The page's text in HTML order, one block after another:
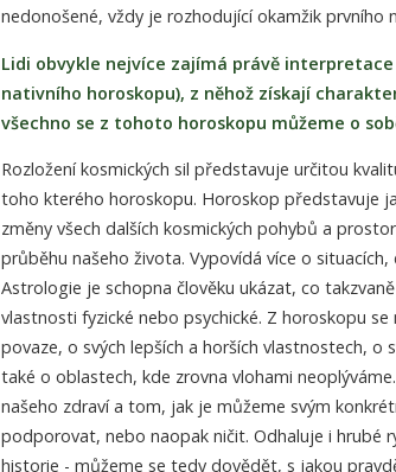
nedonošené, vždy je rozhodující okamžik prvního
Lidi obvykle nejvíce zajímá právě
nativního horoskopu), z něhož získají
všechno se z tohoto horoskopu můžeme o
Rozložení kosmických sil představuje určitou
toho kterého horoskopu. Horoskop představuje
změny všech dalších kosmických pohybů a
průběhu našeho života. Vypovídá více o
Astrologie je schopna člověku ukázat, co
vlastnosti fyzické nebo psychické. Z horoskopu
povaze, o svých lepších a horších vlastnostech, o
také o oblastech, kde zrovna vlohami
našeho zdraví a tom, jak je můžeme svým
podporovat, nebo naopak ničit. Odhaluje i hrubé
historie - můžeme se tedy dovědět, s jakou